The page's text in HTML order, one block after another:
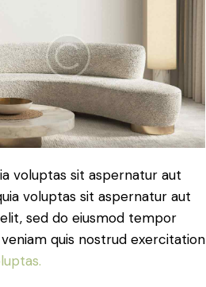
voluptas sit aspernatur aut
voluptas sit aspernatur aut
sed do eiusmod tempor
quis nostrud exercitation